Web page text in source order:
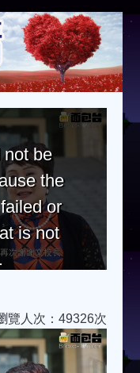
not be
the
or
is not
覽人次：49326次